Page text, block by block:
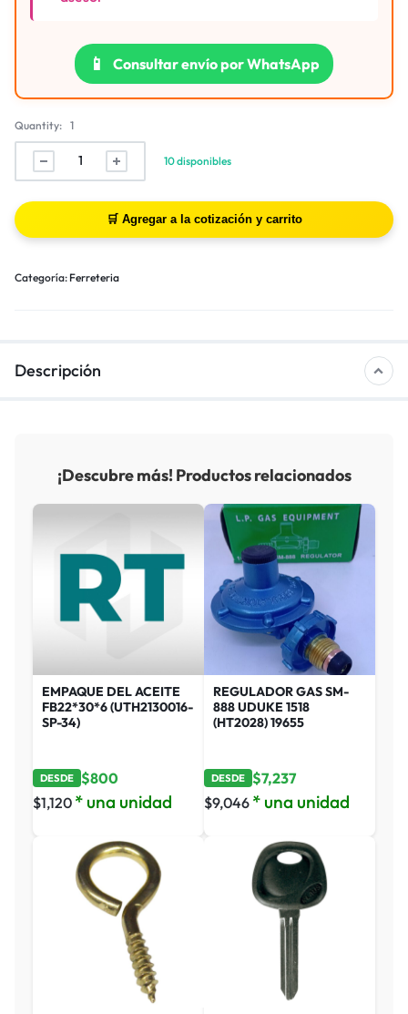
📱 Consultar envío por WhatsApp
Quantity: 1
10 disponibles
Categoría: Ferreteria
Descripción
¡Descubre más! Productos relacionados
EMPAQUE DEL ACEITE
FB22*30*6 (UTH2130016-
SP-34)
DESDE $800
$1,120 * una unidad
REGULADOR GAS SM-
888 UDUKE 1518
(HT2028) 19655
DESDE $7,237
$9,046 * una unidad